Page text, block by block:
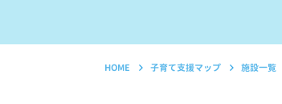
HOME 子育て支援マップ 施設一覧